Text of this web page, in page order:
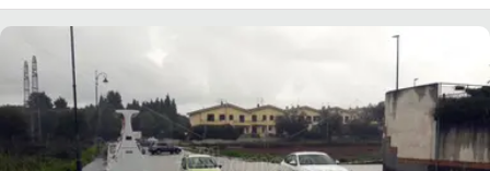
CATANZAROCHANNEL.IT
LACAPITALENEWS.IT
ANDROID